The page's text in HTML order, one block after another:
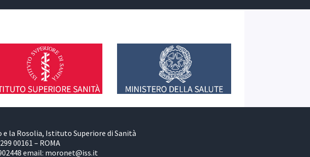
la Rosolia, Istituto Superiore di Sanità
00161 – ROMA
email: moronet@iss.it